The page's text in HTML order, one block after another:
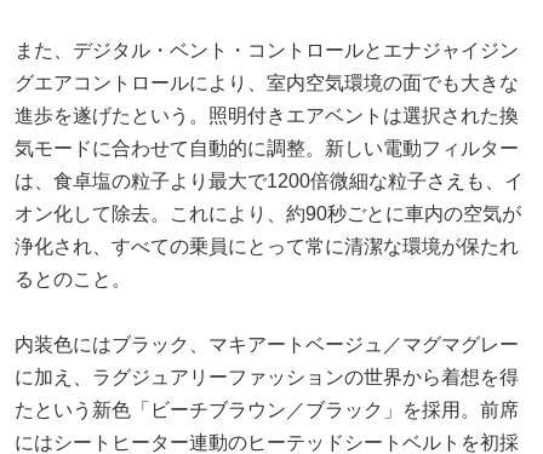
また、デジタル・ベント・コントロールとエナジャイジン
グエアコントロールにより、室内空気環境の面でも大きな
進歩を遂げたという。照明付きエアベントは選択された換
気モードに合わせて自動的に調整。新しい電動フィルター
は、食卓塩の粒子より最大で1200倍微細な粒子さえも、イ
オン化して除去。これにより、約90秒ごとに車内の空気が
浄化され、すべての乗員にとって常に清潔な環境が保たれ
るとのこと。
内装色にはブラック、マキアートベージュ／マグマグレー
に加え、ラグジュアリーファッションの世界から着想を得
たという新色「ビーチブラウン／ブラック」を採用。前席
にはシートヒーター連動のヒーテッドシートベルトを初採